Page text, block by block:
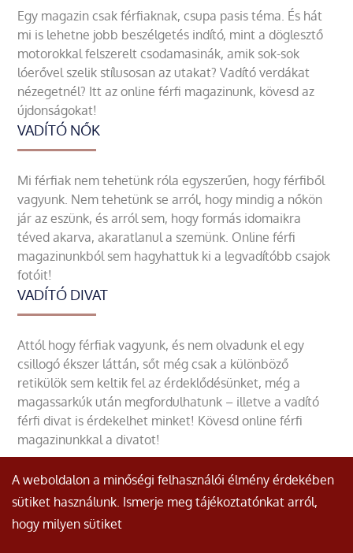
Egy magazin csak férfiaknak, csupa pasis téma. És hát
mi is lehetne jobb beszélgetés indító, mint a döglesztő
motorokkal felszerelt csodamasinák, amik sok-sok
lóerővel szelik stílusosan az utakat? Vadító verdákat
nézegetnél? Itt az online férfi magazinunk, kövesd az
újdonságokat!
VADÍTÓ NŐK
Mi férfiak nem tehetünk róla egyszerűen, hogy férfiből
vagyunk. Nem tehetünk se arról, hogy mindig a nőkön
jár az eszünk, és arról sem, hogy formás idomaikra
téved akarva, akaratlanul a szemünk. Online férfi
magazinunkból sem hagyhattuk ki a legvadítóbb csajok
fotóit!
VADÍTÓ DIVAT
Attól hogy férfiak vagyunk, és nem olvadunk el egy
csillogó ékszer láttán, sőt még csak a különböző
retikülök sem keltik fel az érdeklődésünket, még a
magassarkúk után megfordulhatunk – illetve a vadító
férfi divat is érdekelhet minket! Kövesd online férfi
magazinunkkal a divatot!
© Minden jog fenntartva.
A weboldalon a minőségi felhasználói élmény érdekében
sütiket használunk. Ismerje meg tájékoztatónkat arról,
hogy milyen sütiket